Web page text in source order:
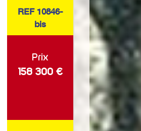
REF 10846-
bis
Prix
158 300 €